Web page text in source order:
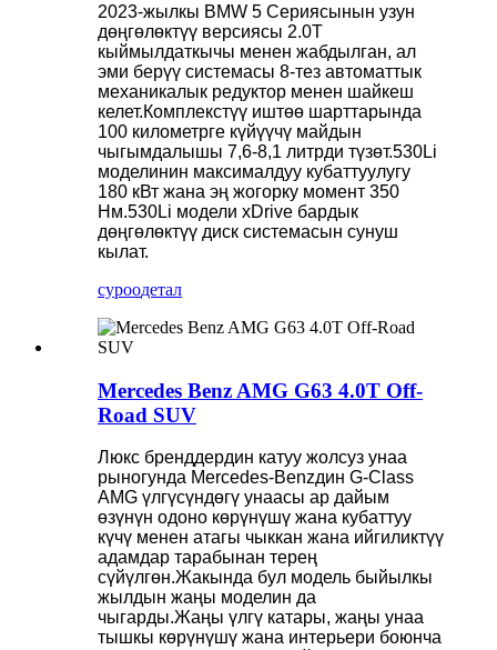
2023-жылкы BMW 5 Сериясынын узун
дөңгөлөктүү версиясы 2.0T
кыймылдаткычы менен жабдылган, ал
эми берүү системасы 8-тез автоматтык
механикалык редуктор менен шайкеш
келет.Комплекстүү иштөө шарттарында
100 километрге күйүүчү майдын
чыгымдалышы 7,6-8,1 литрди түзөт.530Li
моделинин максималдуу кубаттуулугу
180 кВт жана эң жогорку момент 350
Нм.530Li модели xDrive бардык
дөңгөлөктүү диск системасын сунуш
кылат.
суроодетал
Mercedes Benz AMG G63 4.0T Off-
Road SUV
Люкс бренддердин катуу жолсуз унаа
рыногунда Mercedes-Benzдин G-Class
AMG үлгүсүндөгү унаасы ар дайым
өзүнүн одоно көрүнүшү жана кубаттуу
күчү менен атагы чыккан жана ийгиликтүү
адамдар тарабынан терең
сүйүлгөн.Жакында бул модель быйылкы
жылдын жаңы моделин да
чыгарды.Жаңы үлгү катары, жаңы унаа
тышкы көрүнүшү жана интерьери боюнча